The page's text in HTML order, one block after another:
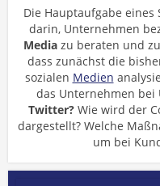
Die Hauptaufgabe eines
darin, Unternehmen
Media zu beraten und
dass zunächst die
sozialen Medien
das Unternehmen bei
Twitter? Wie wird der
dargestellt? Welche
um bei